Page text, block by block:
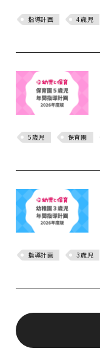
指導計画 4歳児
5歳児 保育園
指導計画 3歳児